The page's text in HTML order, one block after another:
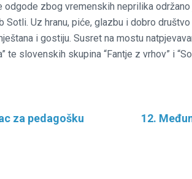
odgode zbog vremenskih neprilika
Sotli. Uz hranu, piće, glazbu i dobro
i gostiju. Susret na mostu
te slovenskih skupina “Fantje z vrhov” i
za pedagošku
12.